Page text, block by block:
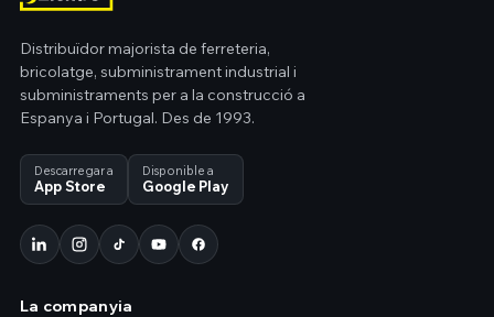
Distribuïdor majorista de ferreteria,
bricolatge, subministrament industrial i
subministraments per a la construcció a
Espanya i Portugal. Des de 1993.
Descarregar a
App Store
Disponible a
Google Play
La companyia